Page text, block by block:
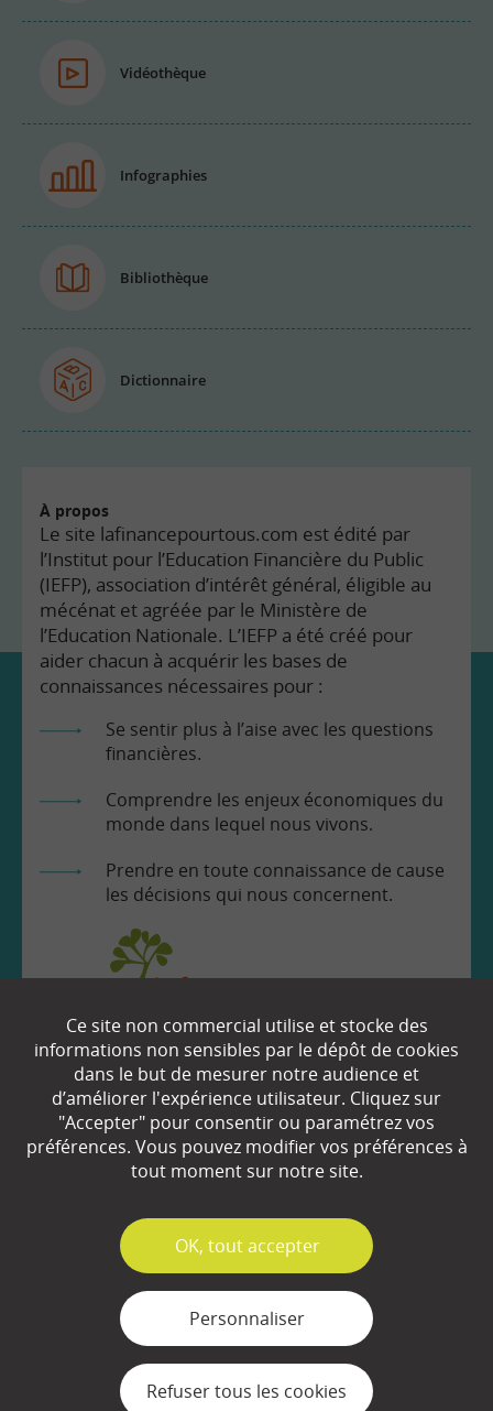
Vidéothèque
Infographies
Bibliothèque
Dictionnaire
À propos
Le site lafinancepourtous.com est édité par
l’Institut pour l’Education Financière du Public
(IEFP), association d’intérêt général, éligible au
mécénat et agréée par le Ministère de
l’Education Nationale. L’IEFP a été créé pour
aider chacun à acquérir les bases de
connaissances nécessaires pour :
Se sentir plus à l’aise avec les questions
financières.
Comprendre les enjeux économiques du
monde dans lequel nous vivons.
Prendre en toute connaissance de cause
les décisions qui nous concernent.
EN SAVOIR+
Qui sommes-nous ?
Partenaires
Plan du site
Contact
Mentions légales
Ce site non commercial utilise et stocke des
informations non sensibles par le dépôt de cookies
dans le but de mesurer notre audience et
d’améliorer l'expérience utilisateur. Cliquez sur
"Accepter" pour consentir ou paramétrez vos
préférences. Vous pouvez modifier vos préférences à
tout moment sur notre site.
✓
OK, tout accepter
Personnaliser
Refuser tous les cookies